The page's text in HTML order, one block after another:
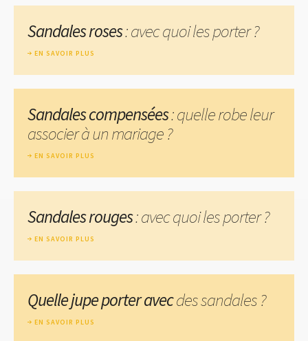
Sandales roses: avec quoi les porter ?
EN SAVOIR PLUS
Sandales compensées: quelle robe leur
associer à un mariage ?
EN SAVOIR PLUS
Sandales rouges: avec quoi les porter ?
EN SAVOIR PLUS
Quelle jupe porter avecdes sandales ?
EN SAVOIR PLUS